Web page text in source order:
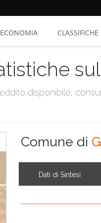
ECONOMIA CLASSIFICHE
disponibile,
Comune di
Dati di Sintesi